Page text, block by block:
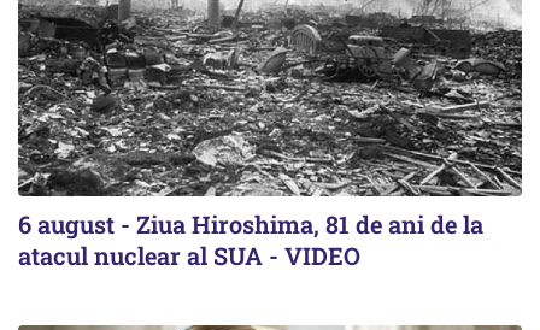
6 august - Ziua Hiroshima, 81 de ani de la
atacul nuclear al SUA - VIDEO